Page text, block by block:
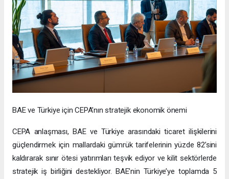
BAE ve Türkiye için CEPA’nın stratejik ekonomik önemi
CEPA anlaşması, BAE ve Türkiye arasındaki ticaret ilişkilerini
güçlendirmek için mallardaki gümrük tarifelerinin yüzde 82’sini
kaldırarak sınır ötesi yatırımları teşvik ediyor ve kilit sektörlerde
stratejik iş birliğini destekliyor. BAE’nin Türkiye’ye toplamda 5